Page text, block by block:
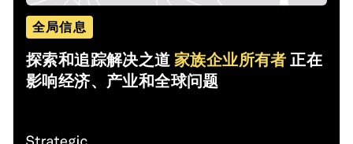
全局信息
探索和追踪解决之道家族企业所有者 正在
影响经济、产业和全球问题